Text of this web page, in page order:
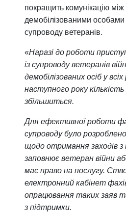
покращить комунікацію
демобілізованими особами
супроводу ветеранів.
«Наразі до роботи
із супроводу ветеранів
демобілізованих осіб у
наступного року кількість
збільшиться.
Для ефективної роботи
супроводу було
щодо отримання заходів з
заповнює ветеран війни
має право на послугу.
електронний кабінет
опрацювання таких заяв
з підтримки.